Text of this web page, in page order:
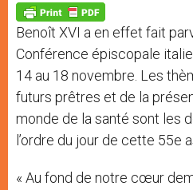
p
p
g
e
r
o
k
Benoît XVI a en effet fait
Conférence épiscopale
14 au 18 novembre. Les
futurs prêtres et de la
monde de la santé sont les
l’ordre du jour de cette 55e
« Au fond de notre cœur